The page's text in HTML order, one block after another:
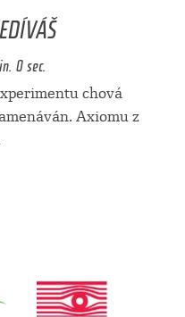
0 sec.
chová
Axiomu z